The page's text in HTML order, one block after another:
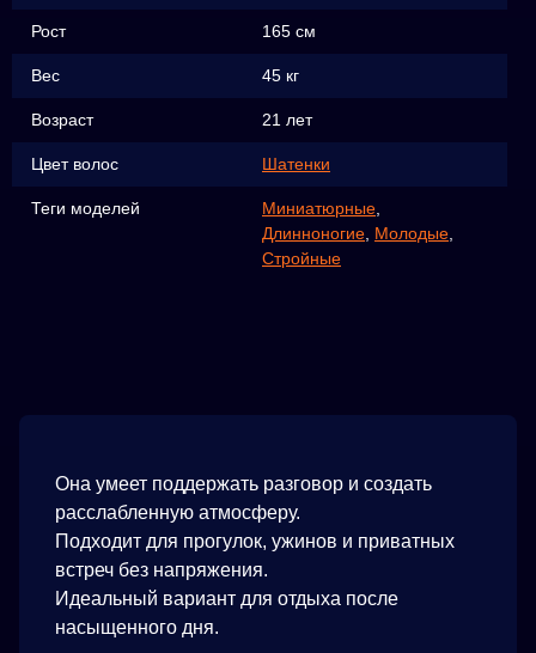
Рост 165 см
Вес 45 кг
Возраст 21 лет
Цвет волос Шатенки
Теги моделей Миниатюрные
Длинноногие Молодые
Стройные
Она умеет поддержать разговор и создать
расслабленную атмосферу.
Подходит для прогулок, ужинов и приватных
встреч без напряжения.
Идеальный вариант для отдыха после
насыщенного дня.